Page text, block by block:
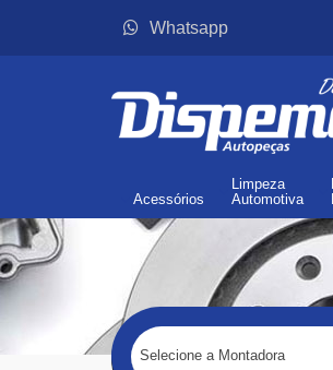
Whatsapp
Acessórios
Limpeza
Automotiva
Selecione a Montadora